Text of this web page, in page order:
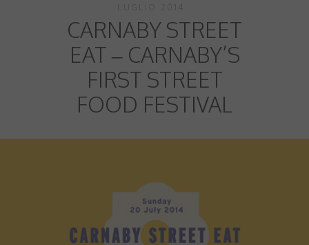
CARNABY STREET
EAT – CARNABY’S
FIRST STREET
FOOD FESTIVAL